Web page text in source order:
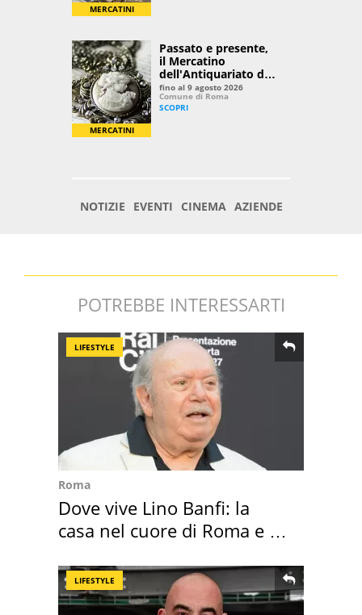
POTREBBE INTERESSARTI
LIFESTYLE
Roma
Dove vive Lino Banfi: la
casa nel cuore di Roma e i
LIFESTYLE